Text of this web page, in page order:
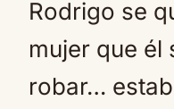
Rodrigo se
mujer que él
robar…